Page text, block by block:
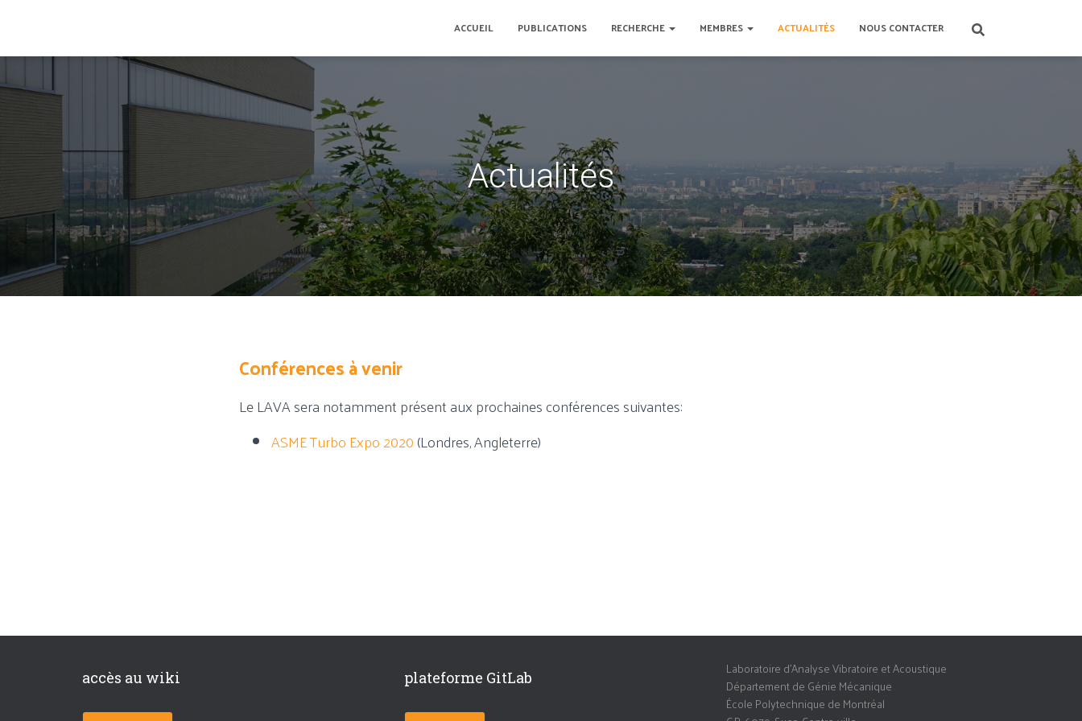
ACCUEIL PUBLICATIONS RECHERCHE MEMBRES ACTUALITÉS NOUS CONTACTER
Actualités
Conférences à venir
Le LAVA sera notamment présent aux prochaines conférences suivantes:
ASME Turbo Expo 2020(Londres, Angleterre)
accès au wiki plateforme GitLab
Laboratoire d’Analyse Vibratoire et Acoustique
Département de Génie Mécanique
École Polytechnique de Montréal